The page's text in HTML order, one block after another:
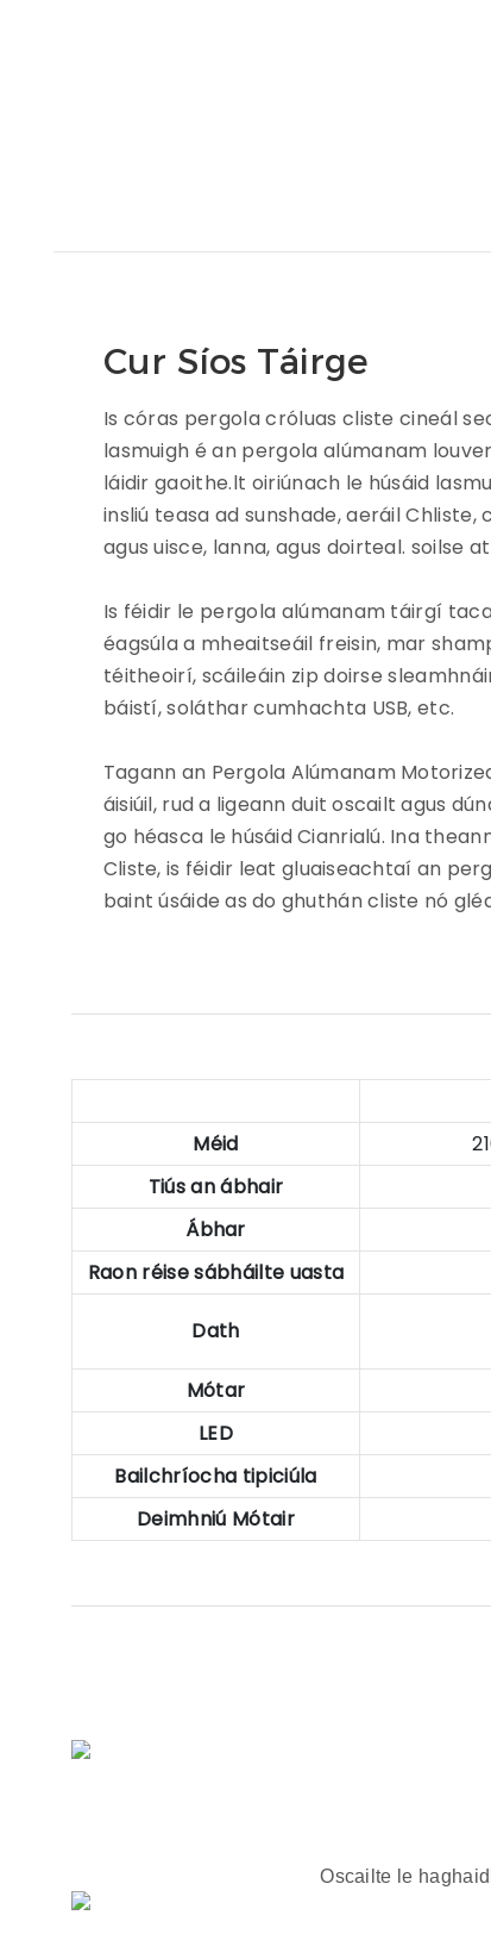
Cur Síos Táirge
Is córas pergola cróluas cliste cineál
lasmuigh é an pergola alúmanam
láidir gaoithe.lt oiriúnach le húsáid
insliú teasa ad sunshade, aeráil
agus uisce, lanna, agus doirteal. soilse
Is féidir le pergola alúmanam táirgí
éagsúla a mheaitseáil freisin, mar
téitheoirí, scáileáin zip doirse
báistí, soláthar cumhachta USB, etc.
Tagann an Pergola Alúmanam
áisiúil, rud a ligeann duit oscailt agus
go héasca le húsáid Cianrialú. Ina
Cliste, is féidir leat gluaiseachtaí an
baint úsáide as do ghuthán cliste nó
Méid
Tiús an ábhair
Ábhar
Raon réise sábháilte uasta
Dath
Mótar
LED
Bailchríocha tipiciúla
Deimhniú Mótair
Oscailte le